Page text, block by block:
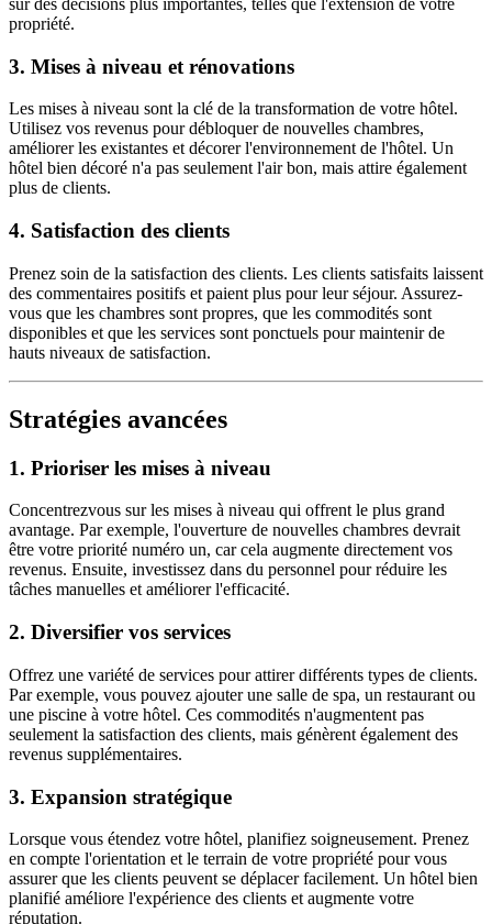
sur des décisions plus importantes, telles que l'extension de votre
propriété.
3. Mises à niveau et rénovations
Les mises à niveau sont la clé de la transformation de votre hôtel.
Utilisez vos revenus pour débloquer de nouvelles chambres,
améliorer les existantes et décorer l'environnement de l'hôtel. Un
hôtel bien décoré n'a pas seulement l'air bon, mais attire également
plus de clients.
4. Satisfaction des clients
Prenez soin de la satisfaction des clients. Les clients satisfaits laissent
des commentaires positifs et paient plus pour leur séjour. Assurez-
vous que les chambres sont propres, que les commodités sont
disponibles et que les services sont ponctuels pour maintenir de
hauts niveaux de satisfaction.
Stratégies avancées
1. Prioriser les mises à niveau
Concentrezvous sur les mises à niveau qui offrent le plus grand
avantage. Par exemple, l'ouverture de nouvelles chambres devrait
être votre priorité numéro un, car cela augmente directement vos
revenus. Ensuite, investissez dans du personnel pour réduire les
tâches manuelles et améliorer l'efficacité.
2. Diversifier vos services
Offrez une variété de services pour attirer différents types de clients.
Par exemple, vous pouvez ajouter une salle de spa, un restaurant ou
une piscine à votre hôtel. Ces commodités n'augmentent pas
seulement la satisfaction des clients, mais génèrent également des
revenus supplémentaires.
3. Expansion stratégique
Lorsque vous étendez votre hôtel, planifiez soigneusement. Prenez
en compte l'orientation et le terrain de votre propriété pour vous
assurer que les clients peuvent se déplacer facilement. Un hôtel bien
planifié améliore l'expérience des clients et augmente votre
réputation.